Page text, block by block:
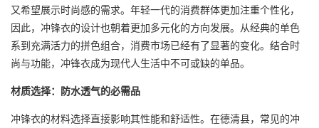
又希望展示时尚感的需求。年轻一代的消费群体更加注重个性化，
因此，冲锋衣的设计也朝着更加多元化的方向发展。从经典的单色
系到充满活力的拼色组合，消费市场已经有了显著的变化。结合时
尚与功能，冲锋衣成为现代人生活中不可或缺的单品。
材质选择：防水透气的必需品
冲锋衣的材料选择直接影响其性能和舒适性。在德清县，常见的冲